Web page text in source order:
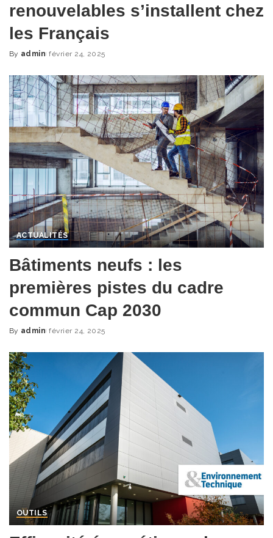
renouvelables s’installent chez
les Français
Posted
By admin février 24, 2025
ACTUALITÉS
Bâtiments neufs : les
premières pistes du cadre
commun Cap 2030
Posted
By admin février 24, 2025
OUTILS